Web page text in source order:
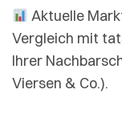
Aktuelle
Vergleich mit
Ihrer
Viersen & Co.).